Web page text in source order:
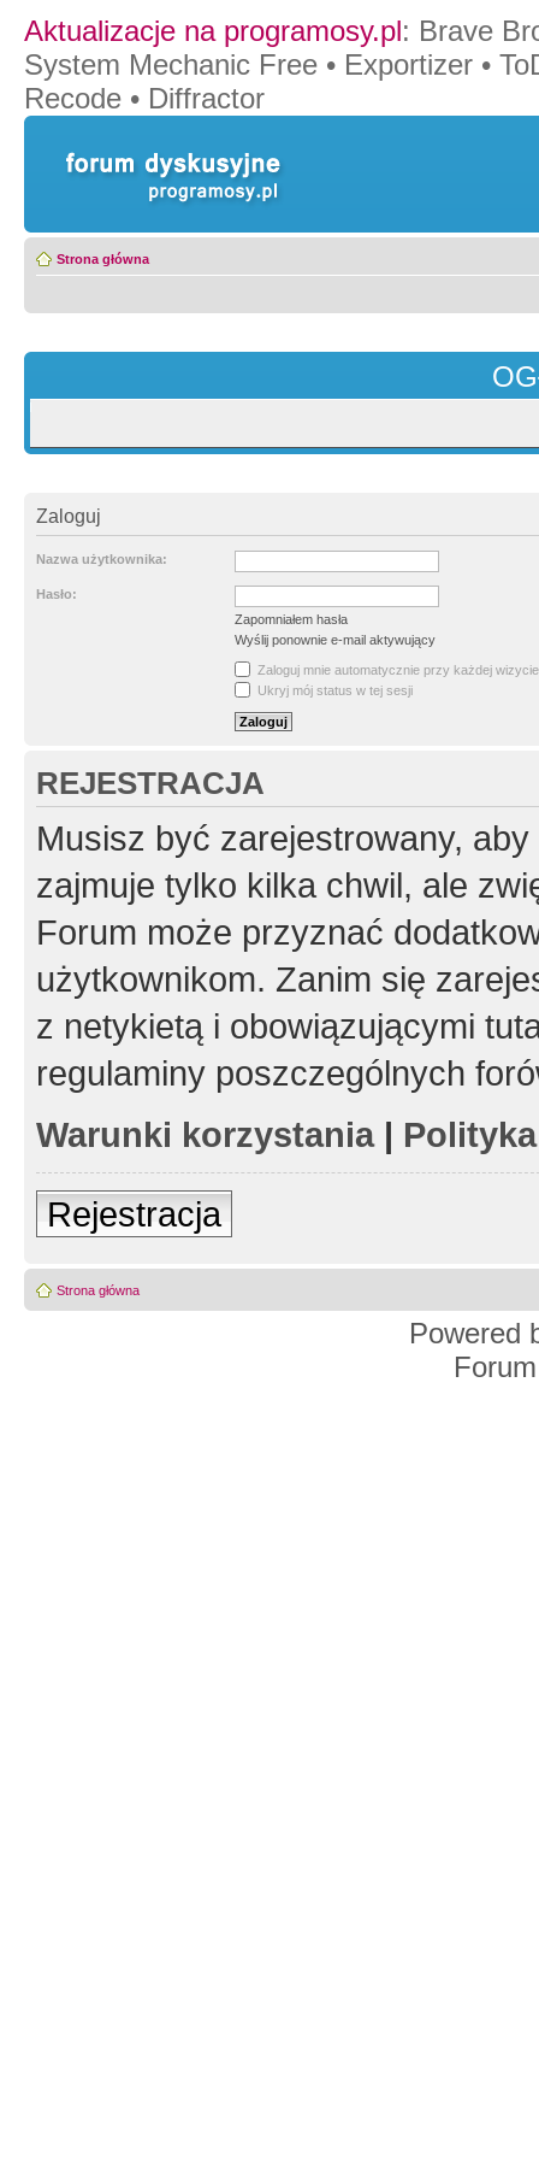
Aktualizacje na programosy.pl: Brave
System Mechanic Free • Exportizer •
Recode • Diffractor
Strona główna
Zaloguj
Nazwa użytkownika:
Hasło:
Zapomniałem hasła
Wyślij ponownie e-mail aktywujący
Zaloguj mnie automatycznie przy każdej wizycie
Ukryj mój status w tej sesji
REJESTRACJA
Musisz być zarejestrowany,
zajmuje tylko kilka chwil, ale
Forum może przyznać
użytkownikom. Zanim się
z netykietą i obowiązującymi
regulaminy poszczególnych
Warunki korzystania|
Rejestracja
Strona główna
Powered